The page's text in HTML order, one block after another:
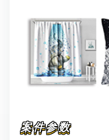
案件参数